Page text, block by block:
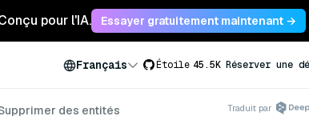
pour l'IA. Essayer gratuitement maintenant →
Français Étoile 45.5K Réserver une
des entités Traduit par